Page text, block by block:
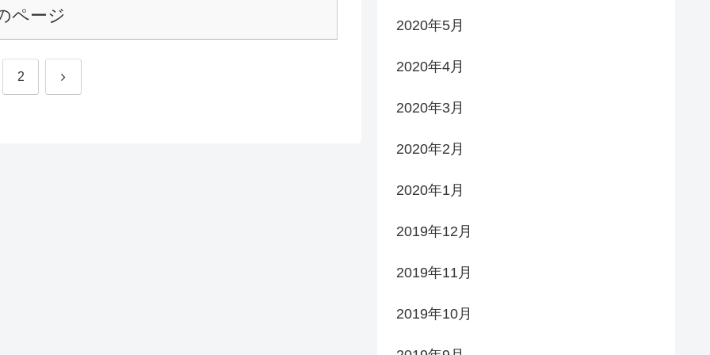
ページ
2 次
2020年5月
2020年4月
2020年3月
2020年2月
2020年1月
2019年12月
2019年11月
2019年10月